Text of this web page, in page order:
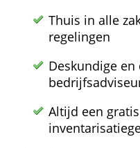
Thuis in alle
regelingen
Deskundige
Altijd een